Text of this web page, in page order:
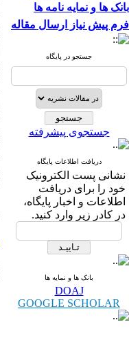
بانک ها و نمایه نامه ها
فرم پیش نیاز ارسال مقاله
جستجو در پایگاه
جستجوی پیشرفته
دریافت اطلاعات پایگاه
نشانی پست الکترونیک
خود را برای دریافت
اطلاعات و اخبار پایگاه،
در کادر زیر وارد کنید.
بانک ها و نمایه ها
DOAJ
GOOGLE SCHOLAR